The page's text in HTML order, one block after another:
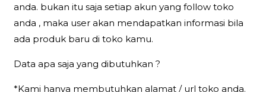
anda. bukan itu saja setiap akun yang follow toko
anda , maka user akan mendapatkan informasi bila
ada produk baru di toko kamu.
Data apa saja yang dibutuhkan ?
*Kami hanya membutuhkan alamat / url toko anda.